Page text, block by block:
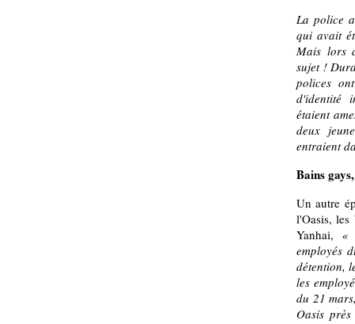
La police
qui avait
Mais lors
sujet !
polices
d'identité
étaient
deux
entraient
Bains
Un autre
l'Oasis, les
Yanhai, «
employés
détention,
les
du 21
Oasis